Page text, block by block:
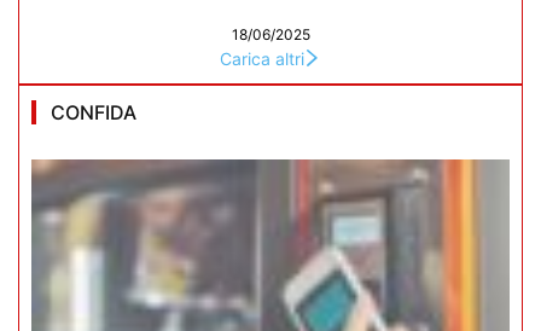
18/06/2025
Carica altri
CONFIDA